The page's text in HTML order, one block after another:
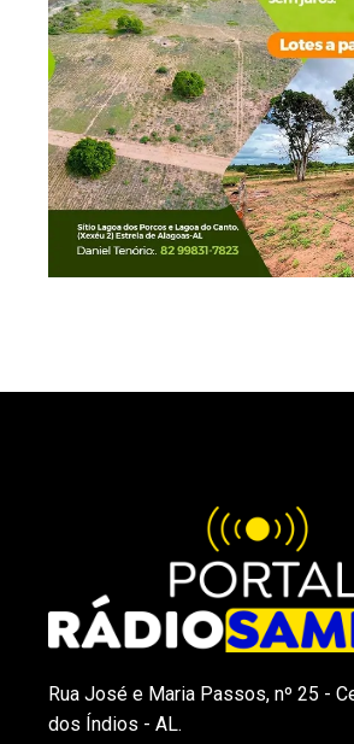
Rua José e Maria Passos, nº 25 -
dos Índios - AL.